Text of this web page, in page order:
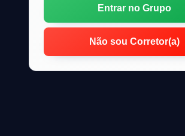
Entrar no Grupo
Não sou Corretor(a)